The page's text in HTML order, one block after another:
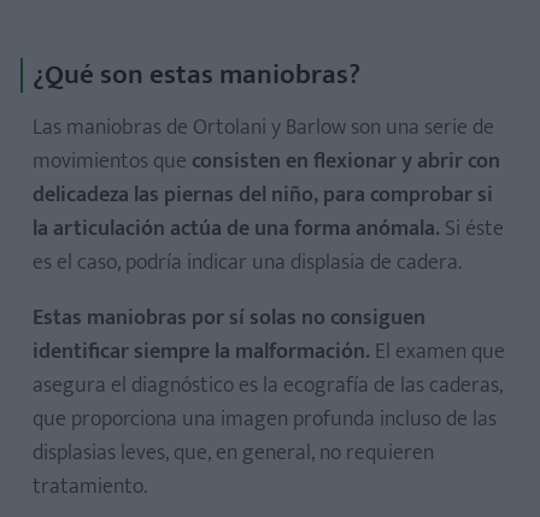
¿Qué son estas maniobras?
Las maniobras de Ortolani y Barlow son una serie de
movimientos que consisten en flexionar y abrir con
delicadeza las piernas del niño,para comprobar si
la articulación actúa de una forma anómala. Si éste
es el caso, podría indicar una displasia de cadera.
Estas maniobras por sí solas no consiguen
identificar siempre la malformación. El examen que
asegura el diagnóstico es la ecografía de las caderas,
que proporciona una imagen profunda incluso de las
displasias leves, que, en general, no requieren
tratamiento.